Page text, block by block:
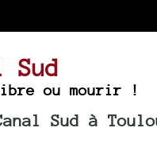
Sud
ou mourir !
Sud à